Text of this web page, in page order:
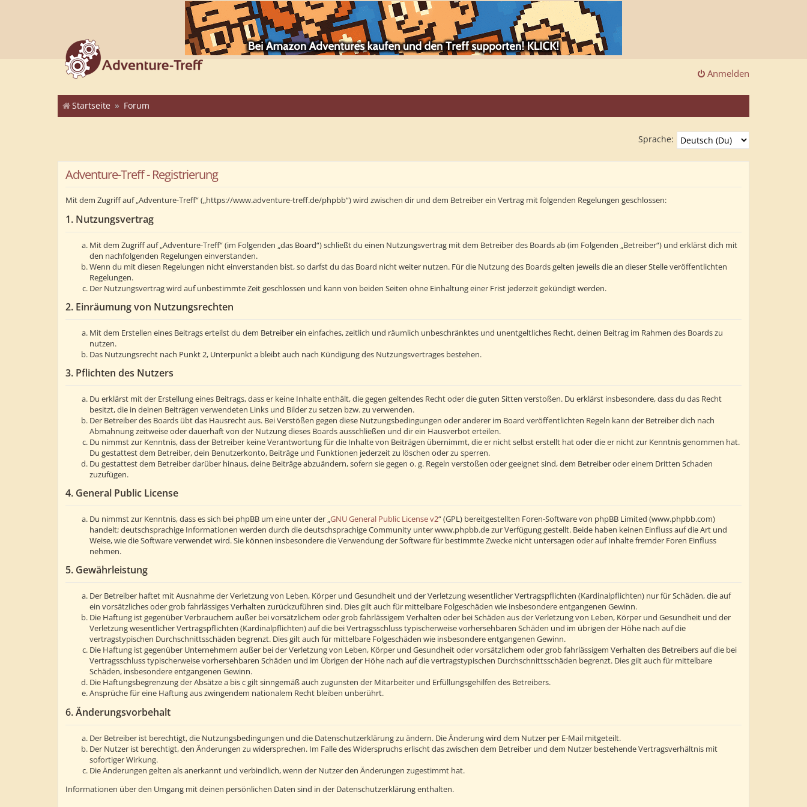
Anmelden
Startseite Forum
Sprache:
Adventure-Treff - Registrierung
Mit dem Zugriff auf „Adventure-Treff“ („https://www.adventure-treff.de/phpbb“) wird zwischen dir und dem Betreiber ein Vertrag mit folgenden Regelungen geschlossen:
1. Nutzungsvertrag
Mit dem Zugriff auf „Adventure-Treff“ (im Folgenden „das Board“) schließt du einen Nutzungsvertrag mit dem Betreiber des Boards ab (im Folgenden „Betreiber“) und erklärst dich mit
den nachfolgenden Regelungen einverstanden.
Wenn du mit diesen Regelungen nicht einverstanden bist, so darfst du das Board nicht weiter nutzen. Für die Nutzung des Boards gelten jeweils die an dieser Stelle veröffentlichten
Regelungen.
Der Nutzungsvertrag wird auf unbestimmte Zeit geschlossen und kann von beiden Seiten ohne Einhaltung einer Frist jederzeit gekündigt werden.
2. Einräumung von Nutzungsrechten
Mit dem Erstellen eines Beitrags erteilst du dem Betreiber ein einfaches, zeitlich und räumlich unbeschränktes und unentgeltliches Recht, deinen Beitrag im Rahmen des Boards zu
nutzen.
Das Nutzungsrecht nach Punkt 2, Unterpunkt a bleibt auch nach Kündigung des Nutzungsvertrages bestehen.
3. Pflichten des Nutzers
Du erklärst mit der Erstellung eines Beitrags, dass er keine Inhalte enthält, die gegen geltendes Recht oder die guten Sitten verstoßen. Du erklärst insbesondere, dass du das Recht
besitzt, die in deinen Beiträgen verwendeten Links und Bilder zu setzen bzw. zu verwenden.
Der Betreiber des Boards übt das Hausrecht aus. Bei Verstößen gegen diese Nutzungsbedingungen oder anderer im Board veröffentlichten Regeln kann der Betreiber dich nach
Abmahnung zeitweise oder dauerhaft von der Nutzung dieses Boards ausschließen und dir ein Hausverbot erteilen.
Du nimmst zur Kenntnis, dass der Betreiber keine Verantwortung für die Inhalte von Beiträgen übernimmt, die er nicht selbst erstellt hat oder die er nicht zur Kenntnis genommen hat.
Du gestattest dem Betreiber, dein Benutzerkonto, Beiträge und Funktionen jederzeit zu löschen oder zu sperren.
Du gestattest dem Betreiber darüber hinaus, deine Beiträge abzuändern, sofern sie gegen o. g. Regeln verstoßen oder geeignet sind, dem Betreiber oder einem Dritten Schaden
zuzufügen.
4. General Public License
Du nimmst zur Kenntnis, dass es sich bei phpBB um eine unter der „GNU General Public License v2“ (GPL) bereitgestellten Foren-Software von phpBB Limited (www.phpbb.com)
handelt; deutschsprachige Informationen werden durch die deutschsprachige Community unter www.phpbb.de zur Verfügung gestellt. Beide haben keinen Einfluss auf die Art und
Weise, wie die Software verwendet wird. Sie können insbesondere die Verwendung der Software für bestimmte Zwecke nicht untersagen oder auf Inhalte fremder Foren Einfluss
nehmen.
5. Gewährleistung
Der Betreiber haftet mit Ausnahme der Verletzung von Leben, Körper und Gesundheit und der Verletzung wesentlicher Vertragspflichten (Kardinalpflichten) nur für Schäden, die auf
ein vorsätzliches oder grob fahrlässiges Verhalten zurückzuführen sind. Dies gilt auch für mittelbare Folgeschäden wie insbesondere entgangenen Gewinn.
Die Haftung ist gegenüber Verbrauchern außer bei vorsätzlichem oder grob fahrlässigem Verhalten oder bei Schäden aus der Verletzung von Leben, Körper und Gesundheit und der
Verletzung wesentlicher Vertragspflichten (Kardinalpflichten) auf die bei Vertragsschluss typischerweise vorhersehbaren Schäden und im übrigen der Höhe nach auf die
vertragstypischen Durchschnittsschäden begrenzt. Dies gilt auch für mittelbare Folgeschäden wie insbesondere entgangenen Gewinn.
Die Haftung ist gegenüber Unternehmern außer bei der Verletzung von Leben, Körper und Gesundheit oder vorsätzlichem oder grob fahrlässigem Verhalten des Betreibers auf die bei
Vertragsschluss typischerweise vorhersehbaren Schäden und im Übrigen der Höhe nach auf die vertragstypischen Durchschnittsschäden begrenzt. Dies gilt auch für mittelbare
Schäden, insbesondere entgangenen Gewinn.
Die Haftungsbegrenzung der Absätze a bis c gilt sinngemäß auch zugunsten der Mitarbeiter und Erfüllungsgehilfen des Betreibers.
Ansprüche für eine Haftung aus zwingendem nationalem Recht bleiben unberührt.
6. Änderungsvorbehalt
Der Betreiber ist berechtigt, die Nutzungsbedingungen und die Datenschutzerklärung zu ändern. Die Änderung wird dem Nutzer per E-Mail mitgeteilt.
Der Nutzer ist berechtigt, den Änderungen zu widersprechen. Im Falle des Widerspruchs erlischt das zwischen dem Betreiber und dem Nutzer bestehende Vertragsverhältnis mit
sofortiger Wirkung.
Die Änderungen gelten als anerkannt und verbindlich, wenn der Nutzer den Änderungen zugestimmt hat.
Informationen über den Umgang mit deinen persönlichen Daten sind in der Datenschutzerklärung enthalten.